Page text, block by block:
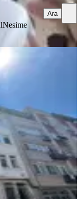
Nesime
Ara
19 Yıllık
Anıl Karamuk